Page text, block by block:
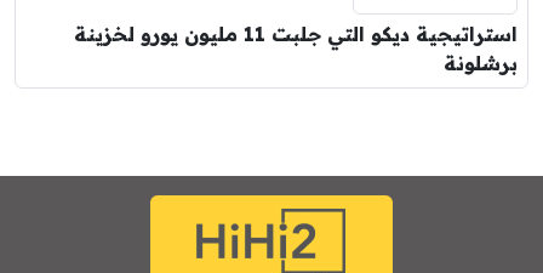
استراتيجية ديكو التي جلبت 11 مليون يورو لخزينة
برشلونة